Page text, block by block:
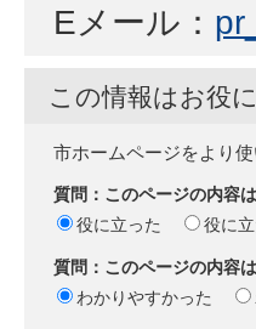
Eメール：
この情報はお役
市ホームページをより
質問：このページの内容
役に立った
役に
質問：このページの内容
わかりやすかった